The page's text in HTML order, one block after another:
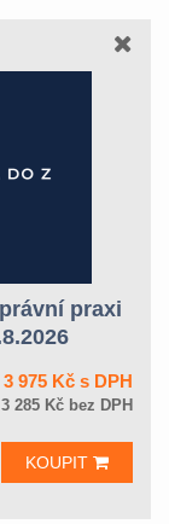
praxi
3 975 Kč s DPH
3 285 Kč bez DPH
KOUPIT